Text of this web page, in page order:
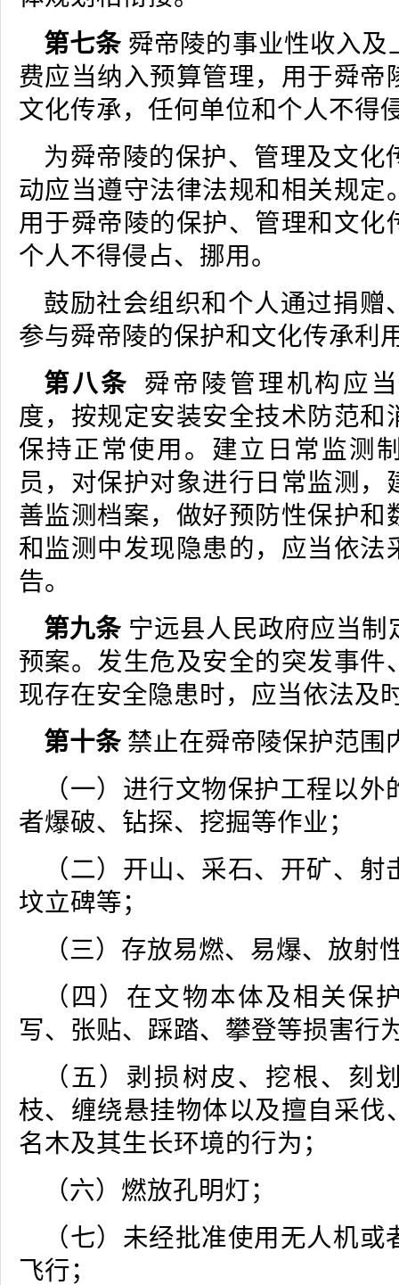
第七条 舜帝陵的事业性收入及
费应当纳入预算管理，用于舜帝
文化传承，任何单位和个人不得
为舜帝陵的保护、管理及文化
动应当遵守法律法规和相关规定
用于舜帝陵的保护、管理和文化
个人不得侵占、挪用。
鼓励社会组织和个人通过捐赠
参与舜帝陵的保护和文化传承利
第八条 舜帝陵管理机构应
度，按规定安装安全技术防范和
保持正常使用。建立日常监测
员，对保护对象进行日常监测，
善监测档案，做好预防性保护和
和监测中发现隐患的，应当依法
告。
第九条 宁远县人民政府应当制
预案。发生危及安全的突发事件
现存在安全隐患时，应当依法及
第十条 禁止在舜帝陵保护范围
（一）进行文物保护工程以
者爆破、钻探、挖掘等作业；
（二）开山、采石、开矿、
坟立碑等；
（三）存放易燃、易爆、放射
（四）在文物本体及相关保
写、张贴、踩踏、攀登等损害行
（五）剥损树皮、挖根、刻
枝、缠绕悬挂物体以及擅自采伐
名木及其生长环境的行为；
（六）燃放孔明灯；
（七）未经批准使用无人机
飞行；